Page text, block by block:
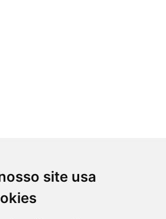
site usa